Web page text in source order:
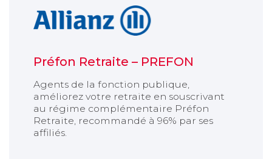
Préfon Retraite – PREFON
Agents de la fonction publique,
améliorez votre retraite en souscrivant
au régime complémentaire Préfon
Retraite, recommandé à 96% par ses
affiliés.